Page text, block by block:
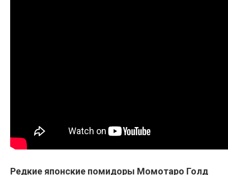
Редкие японские помидоры Момотаро Голд